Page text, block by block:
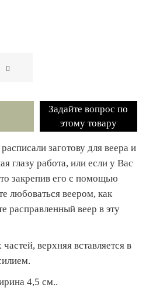
Задайте вопрос по
этому товару
заготову для веера и
глазу работа, или если у Вас
закрепив его с помощью
любоваться веером, как
расправленный веер в эту
верхняя вставляется в
4,5 см..